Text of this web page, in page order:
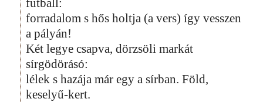
forradalom s hős holtja (a vers) így vesszen
a pályán!
Két legye csapva, dörzsöli markát
sírgödörásó:
lélek s hazája már egy a sírban. Föld,
keselyű-kert.